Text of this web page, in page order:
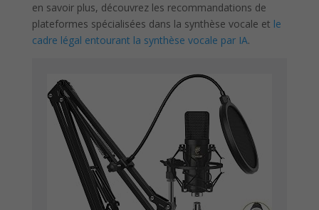
en savoir plus, découvrez les recommandations de
plateformes spécialisées dans la synthèse vocale et le
cadre légal entourant la synthèse vocale par IA.